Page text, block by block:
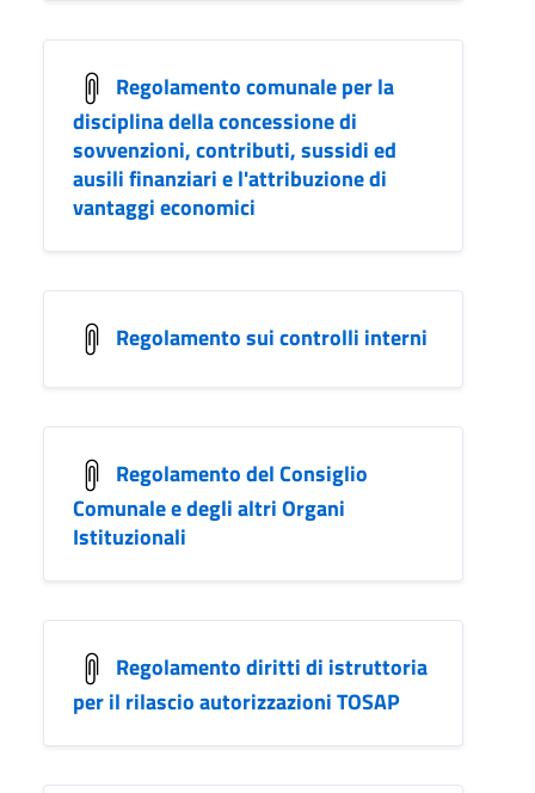
Regolamento comunale per la
disciplina della concessione di
sovvenzioni, contributi, sussidi ed
ausili finanziari e l'attribuzione di
vantaggi economici
Regolamento sui controlli interni
Regolamento del Consiglio
Comunale e degli altri Organi
Istituzionali
Regolamento diritti di istruttoria
per il rilascio autorizzazioni TOSAP